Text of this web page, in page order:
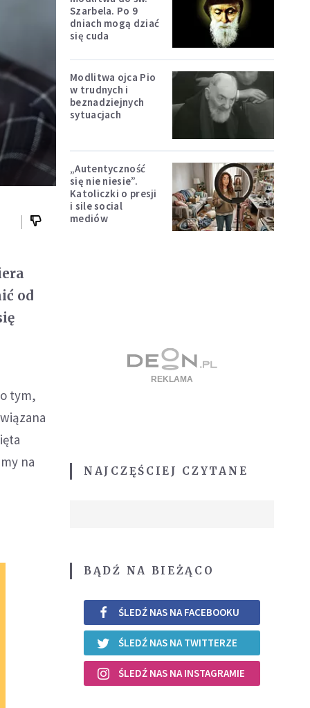
od
tym,
na
Szarbela. Po 9
dniach mogą dziać
się cuda
Modlitwa ojca Pio
w trudnych i
beznadziejnych
sytuacjach
„Autentyczność
się nie niesie”.
Katoliczki o presji
i sile social
mediów
NAJCZĘŚCIEJ CZYTANE
BĄDŹ NA BIEŻĄCO
ŚLEDŹ NAS NA FACEBOOKU
ŚLEDŹ NAS NA TWITTERZE
ŚLEDŹ NAS NA INSTAGRAMIE